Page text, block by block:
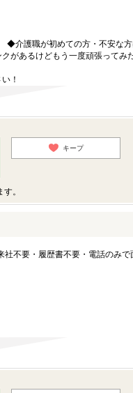
◆介護職が初めての方・不安な
があるけどもう一度頑張ってみ
！
キープ
。
社不要・履歴書不要・電話のみで